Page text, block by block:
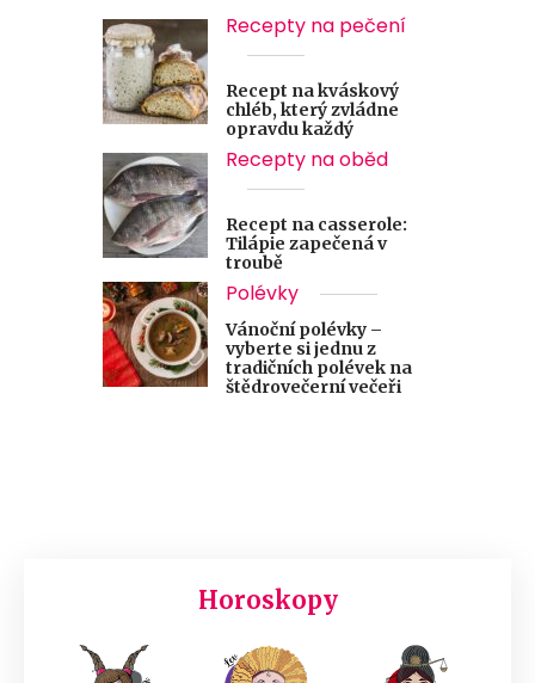
Recepty na pečení
Recept na kváskový
chléb, který zvládne
opravdu každý
Recepty na oběd
Recept na casserole:
Tilápie zapečená v
troubě
Polévky
Vánoční polévky –
vyberte si jednu z
tradičních polévek na
štědrovečerní večeři
Horoskopy